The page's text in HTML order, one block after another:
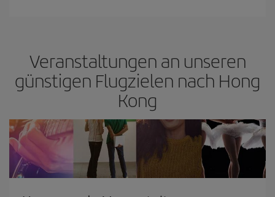
Veranstaltungen an unseren
günstigen Flugzielen nach Hong
Kong